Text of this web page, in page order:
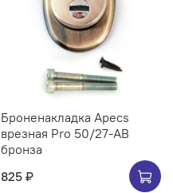
Броненакладка Apecs
врезная Pro 50/27-AB
бронза
825 ₽